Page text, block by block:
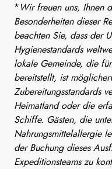
*Wir freuen uns, Ihnen
Besonderheiten dieser
beachten Sie, dass der
Hygienestandards
lokale Gemeinde, die
bereitstellt, ist
Zubereitungsstandards
Heimatland oder die
Schiffe. Gästen, die
Nahrungsmittelallergie
der Buchung dieses
Expeditionsteams zu